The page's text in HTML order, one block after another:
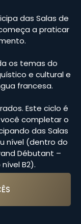
das Salas de
a praticar
os temas do
e cultural e
francesa.
Este ciclo é
completar o
das Salas
nível (dentro do
Débutant –
B2).